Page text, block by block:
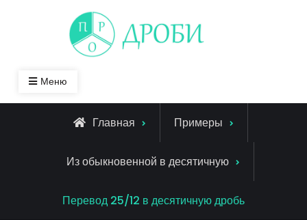
Меню
Главная Примеры
Из обыкновенной в десятичную
Перевод 25/12 в десятичную дробь